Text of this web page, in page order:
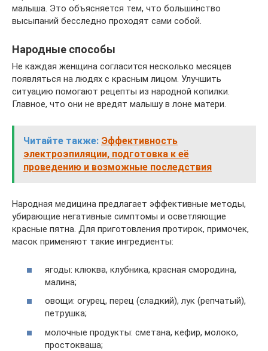
малыша. Это объясняется тем, что большинство
высыпаний бесследно проходят сами собой.
Народные способы
Не каждая женщина согласится несколько месяцев
появляться на людях с красным лицом. Улучшить
ситуацию помогают рецепты из народной копилки.
Главное, что они не вредят малышу в лоне матери.
Читайте также: Эффективность
электроэпиляции, подготовка к её
проведению и возможные последствия
Народная медицина предлагает эффективные методы,
убирающие негативные симптомы и осветляющие
красные пятна. Для приготовления протирок, примочек,
масок применяют такие ингредиенты:
ягоды: клюква, клубника, красная смородина,
малина;
овощи: огурец, перец (сладкий), лук (репчатый),
петрушка;
молочные продукты: сметана, кефир, молоко,
простокваша;